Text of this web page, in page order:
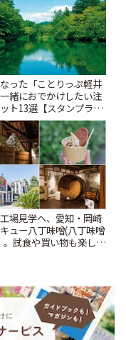
った「ことりっぷ軽井
緒におでかけしたい注
ト13選【スタンプラリ
】 | ことりっぷ
場見学へ、愛知・岡崎
キュー八丁味噌(八丁味噌
。試食や買い物も楽しみ